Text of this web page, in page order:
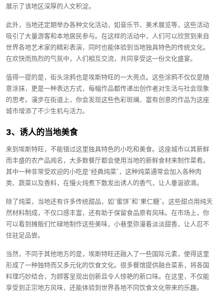
展示了该地区深厚的人文积淀。
此外，当地还定期举办各种文化活动，如音乐节、美术展览等，这些活动
吸引了大量游客和本地居民参与。在这样的活动中，人们可以欣赏到来自
世界各地艺术家的精彩表演，同时也能体验到当地独具特色的传统文化。
在欢快而热烈的气氛中，人们相互交流，共同享受这一份文化盛宴。
值得一提的是，街头涂鸦也是埃斯特旺的一大亮点。这些涂鸦不仅仅是随
意涂抹，更是一种表达方式，每幅作品都传递出创作者对生活与社会现象
的思考。漫步在街道上，你会发现这些色彩斑斓、富有创意的作品为这座
城市增添了不少生机与活力。
3、诱人的当地美食
来到埃斯特旺，不能错过这里独具特色的小吃和美食。这座城市以其新鲜
而丰盛的农产品闻名，大多数餐厅都会使用当地的新鲜食材来制作菜肴。
其中一种非常受欢迎的小吃是“经典炖菜”，这种炖菜通常会加入各种肉
类、蔬菜以及香料，在慢火炖煮下散发出诱人的香气，让人垂涎欲滴。
除了炖菜，当地还有许多传统甜品，如“蜜饼”和“果仁糖”。这些甜点用纯天
然材料制成，不仅口感丰富，还有助于保留食品原有风味。在市场上，你
可以看到摊贩们忙碌地制作这些美味，小巷里弥漫着淡淡甜香，让人忍不
住驻足品尝。
当然，不同于其他地方的是，埃斯特旺还融入了一些国际元素，使得这里
形成了一种独特而又多元化的饮食文化。很多餐馆提供融合菜系，将各国
料理巧妙结合，为顾客呈现出创新且令人惊艳的新口味。在这里，不仅能
享受到正宗地方风味，还能体验到世界各地不同饮食文化带来的乐趣。